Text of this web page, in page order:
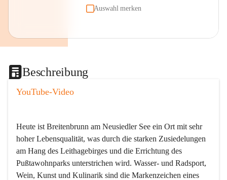
Auswahl merken
Beschreibung
YouTube-Video
Heute ist Breitenbrunn am Neusiedler See ein Ort mit sehr
hoher Lebensqualität, was durch die starken Zusiedelungen
am Hang des Leithagebirges und die Errichtung des
Pußtawohnparks unterstrichen wird. Wasser- und Radsport,
Wein, Kunst und Kulinarik sind die Markenzeichen eines